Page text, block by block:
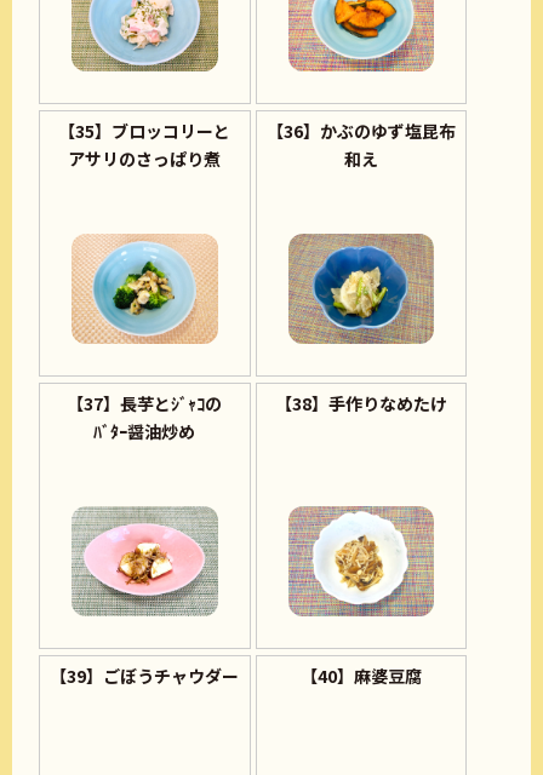
【35】ブロッコリーと
アサリのさっぱり煮
【36】かぶのゆず塩昆布
和え
【37】長芋とｼﾞｬｺの
ﾊﾞﾀｰ醤油炒め
【38】手作りなめたけ
【39】ごぼうチャウダー 【40】麻婆豆腐